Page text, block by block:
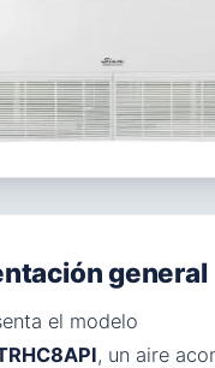
general
el modelo
, un aire